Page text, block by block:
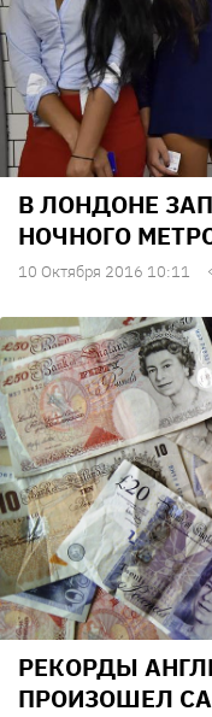
В ЛОНДОНЕ
НОЧНОГО
10 Октября 2016 10:11
РЕКОРДЫ
ПРОИЗОШЕЛ